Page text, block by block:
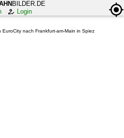
BILDER.DE
Login
nach Frankfurt-am-Main in Spiez